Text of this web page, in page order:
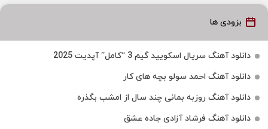
بزودی ها
دانلود آهنگ سریال اسکویید گیم 3 “کامل” آپدیت 2025
دانلود آهنگ احمد سولو بچه های کار
دانلود آهنگ روزبه بمانی چند سال از امشب بگذره
دانلود آهنگ فرشاد آزادی جاده عشق